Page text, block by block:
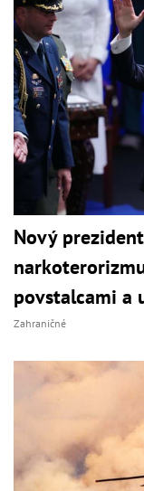
Nový
povstalcami a
Zahraničné